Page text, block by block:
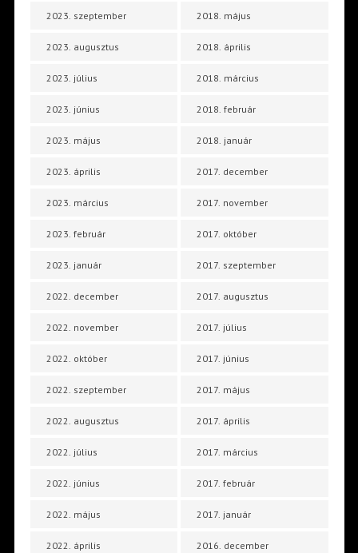
2023. szeptember
2023. augusztus
2023. július
2023. június
2023. május
2023. április
2023. március
2023. február
2023. január
2022. december
2022. november
2022. október
2022. szeptember
2022. augusztus
2022. július
2022. június
2022. május
2022. április
2018. május
2018. április
2018. március
2018. február
2018. január
2017. december
2017. november
2017. október
2017. szeptember
2017. augusztus
2017. július
2017. június
2017. május
2017. április
2017. március
2017. február
2017. január
2016. december